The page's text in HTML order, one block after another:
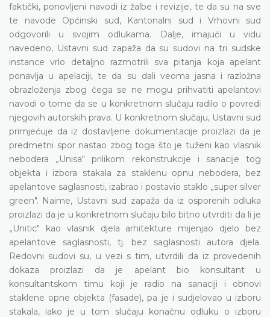
faktički, ponovljeni navodi iz žalbe i revizije, te da su na sve
te navode Općinski sud, Kantonalni sud i Vrhovni sud
odgovorili u svojim odlukama. Dalje, imajući u vidu
navedeno, Ustavni sud zapaža da su sudovi na tri sudske
instance vrlo detaljno razmotrili sva pitanja koja apelant
ponavlja u apelaciji, te da su dali veoma jasna i razložna
obrazloženja zbog čega se ne mogu prihvatiti apelantovi
navodi o tome da se u konkretnom slučaju radilo o povredi
njegovih autorskih prava. U konkretnom slučaju, Ustavni sud
primjećuje da iz dostavljene dokumentacije proizlazi da je
predmetni spor nastao zbog toga što je tuženi kao vlasnik
nebodera „Unisa" prilikom rekonstrukcije i sanacije tog
objekta i izbora stakala za staklenu opnu nebodera, bez
apelantove saglasnosti, izabrao i postavio staklo „super silver
green". Naime, Ustavni sud zapaža da iz osporenih odluka
proizlazi da je u konkretnom slučaju bilo bitno utvrditi da li je
„Unitic" kao vlasnik djela arhitekture mijenjao djelo bez
apelantove saglasnosti, tj. bez saglasnosti autora djela.
Redovni sudovi su, u vezi s tim, utvrdili da iz provedenih
dokaza proizlazi da je apelant bio konsultant u
konsultantskom timu koji je radio na sanaciji i obnovi
staklene opne objekta (fasade), pa je i sudjelovao u izboru
stakala, iako je u tom slučaju konačnu odluku o izboru